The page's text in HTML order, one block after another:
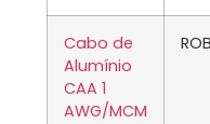
Cabo de
Alumínio
CAA 1
AWG/MCM